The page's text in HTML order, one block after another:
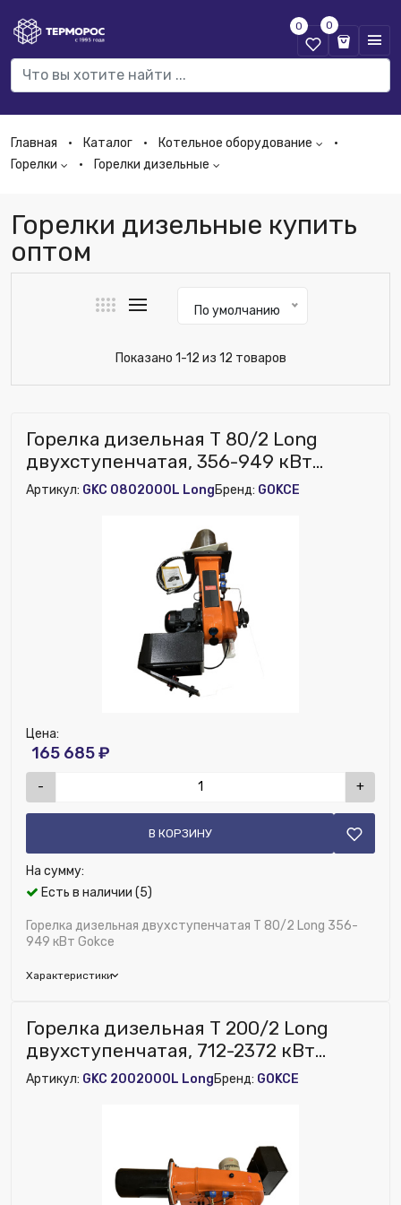
0 0
Главная Каталог
Котельное оборудование
Горелки
Горелки дизельные
Горелки дизельные купить
оптом
По умолчанию
Показано 1-12 из 12 товаров
Горелка дизельная T 80/2 Long
двухступенчатая, 356-949 кВт
GOKCE
Артикул: GKC 0802000L LongБренд: GOKCE
Есть в наличии (5)
Горелка дизельная двухступенчатая T 80/2 Long 356-
949 кВт Gokce
Характеристики
Цена:
165 685 ₽
- +
В КОРЗИНУ
На сумму:
Бренд:
Глубина (мм):975
Напряжение питания, В:
380/400 В
Топливо:Дизель
Расход топлива максимальный (кг/ч):
Исключить из публикации на веб-витрине mag1c:
Горелка дизельная T 200/2 Long
двухступенчатая, 712-2372 кВт
GOKCE
Артикул: GKC 2002000L LongБренд: GOKCE